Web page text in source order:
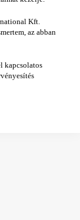
Kft.
az abban
kapcsolatos